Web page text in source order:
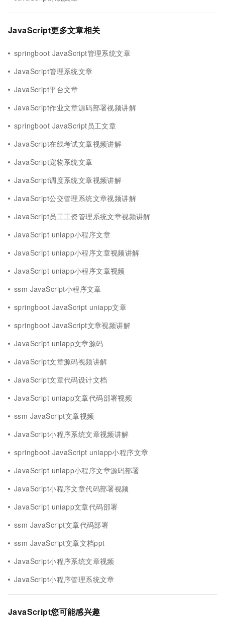
JavaScript更多文章相关
springboot JavaScript管理系统文章
JavaScript管理系统文章
JavaScript平台文章
JavaScript作业文章源码部署视频讲解
springboot JavaScript员工文章
JavaScript在线考试文章视频讲解
JavaScript宠物系统文章
JavaScript调度系统文章视频讲解
JavaScript公交管理系统文章视频讲解
JavaScript员工工资管理系统文章视频讲解
JavaScript uniapp小程序文章
JavaScript uniapp小程序文章视频讲解
JavaScript uniapp小程序文章视频
ssm JavaScript小程序文章
springboot JavaScript uniapp文章
springboot JavaScript文章视频讲解
JavaScript uniapp文章源码
JavaScript文章源码视频讲解
JavaScript文章代码设计文档
JavaScript uniapp文章代码部署视频
ssm JavaScript文章视频
JavaScript小程序系统文章视频讲解
springboot JavaScript uniapp小程序文章
JavaScript uniapp小程序文章源码部署
JavaScript小程序文章代码部署视频
JavaScript uniapp文章代码部署
ssm JavaScript文章代码部署
ssm JavaScript文章文档ppt
JavaScript小程序系统文章视频
JavaScript小程序管理系统文章
JavaScript您可能感兴趣